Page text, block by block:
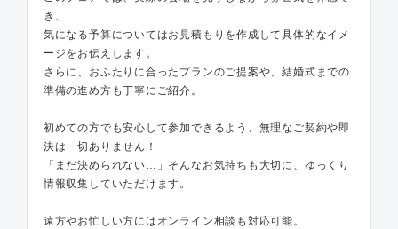
き、
気になる予算についてはお見積もりを作成して具体的なイメ
ージをお伝えします。
さらに、おふたりに合ったプランのご提案や、結婚式までの
準備の進め方も丁寧にご紹介。
初めての方でも安心して参加できるよう、無理なご契約や即
決は一切ありません！
「まだ決められない…」そんなお気持ちも大切に、ゆっくり
情報収集していただけます。
遠方やお忙しい方にはオンライン相談も対応可能。